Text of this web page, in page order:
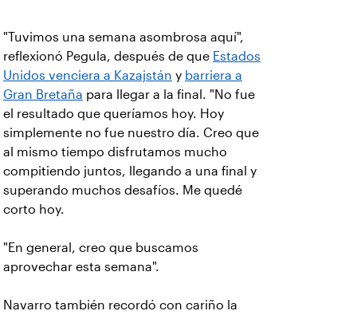
"Tuvimos una semana asombrosa aquí",
reflexionó Pegula, después de que Estados
Unidos venciera a Kazajstán y barriera a
Gran Bretaña para llegar a la final. "No fue
el resultado que queríamos hoy. Hoy
simplemente no fue nuestro día. Creo que
al mismo tiempo disfrutamos mucho
compitiendo juntos, llegando a una final y
superando muchos desafíos. Me quedé
corto hoy.
"En general, creo que buscamos
aprovechar esta semana".
Navarro también recordó con cariño la